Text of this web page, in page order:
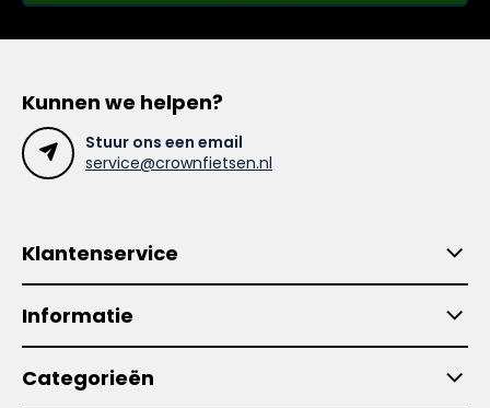
Kunnen we helpen?
Stuur ons een email
service@crownfietsen.nl
Klantenservice
Informatie
Categorieën